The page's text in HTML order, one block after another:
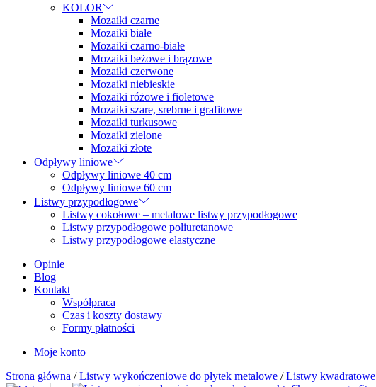
KOLOR
Mozaiki czarne
Mozaiki białe
Mozaiki czarno-białe
Mozaiki beżowe i brązowe
Mozaiki czerwone
Mozaiki niebieskie
Mozaiki różowe i fioletowe
Mozaiki szare, srebrne i grafitowe
Mozaiki turkusowe
Mozaiki zielone
Mozaiki złote
Odpływy liniowe
Odpływy liniowe 40 cm
Odpływy liniowe 60 cm
Listwy przypodłogowe
Listwy cokołowe – metalowe listwy przypodłogowe
Listwy przypodłogowe poliuretanowe
Listwy przypodłogowe elastyczne
Opinie
Blog
Kontakt
Współpraca
Czas i koszty dostawy
Formy płatności
Moje konto
Strona główna /Listwy wykończeniowe do płytek metalowe /Listwy kwadratowe